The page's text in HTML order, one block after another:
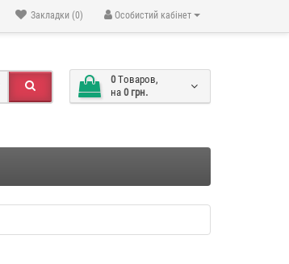
Особистий кабінет
Закладки (0)
0 Tоваров,
на 0 грн.